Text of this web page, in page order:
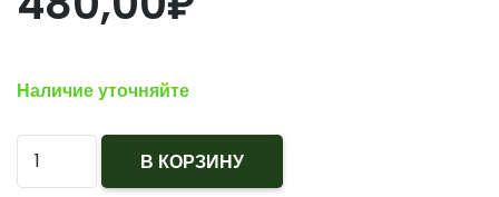
Наличие уточняйте
Количество
Нагрудный
В КОРЗИНУ